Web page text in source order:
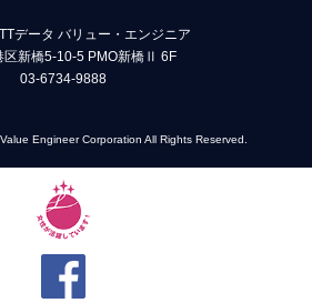
データ バリュー・エンジニア
区新橋5-10-5 PMO新橋Ⅱ 6F
03-6734-9888
Engineer Corporation All Rights Reserved.